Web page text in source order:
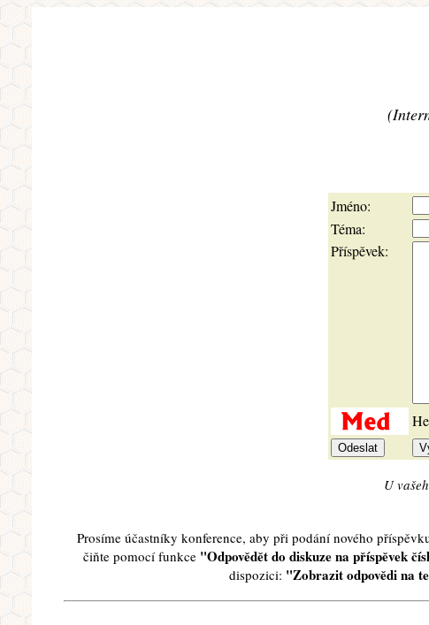
Jméno:
Téma:
Příspěvek:
U
Prosíme účastníky konference, aby při podání nového
čiňte pomocí funkce "Odpovědět do diskuze na příspěvek
dispozici: "Zobrazit odpovědi na